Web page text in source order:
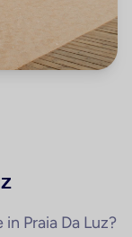
Praia Da Luz?